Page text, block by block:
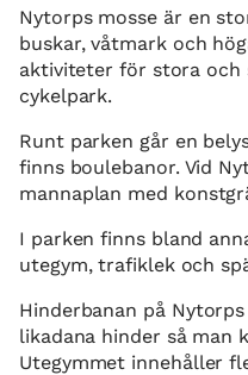
Nytorps mosse är en
buskar, våtmark och
aktiviteter för stora och
cykelpark.
Runt parken går en
finns boulebanor. Vid
mannaplan med
I parken finns bland
utegym, trafiklek och
Hinderbanan på
likadana hinder så man
Utegymmet innehåller